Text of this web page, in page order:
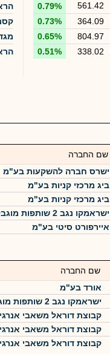
561.42
0.79%
364.09
0.73%
804.97
0.65%
338.02
0.51%
דים
A ומעלה
שם החברה
ישרס חברה להשקעות בע"מ
ביג מרכזי קניות בע"מ
ביג מרכזי קניות בע"מ
ישראמקו נגב 2 שותפות מוגבלת
איירפורט סיטי בע"מ
שם החברה
אורד בע"מ
ישראמקו נגב 2 שותפות מוגבלת
קבוצת דוראל משאבי
קבוצת דוראל משאבי
קבוצת דוראל משאבי